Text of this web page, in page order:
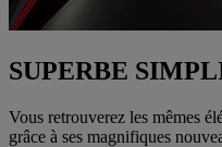
SUPERBE
Vous retrouverez les mêmes
grâce à ses magnifiques